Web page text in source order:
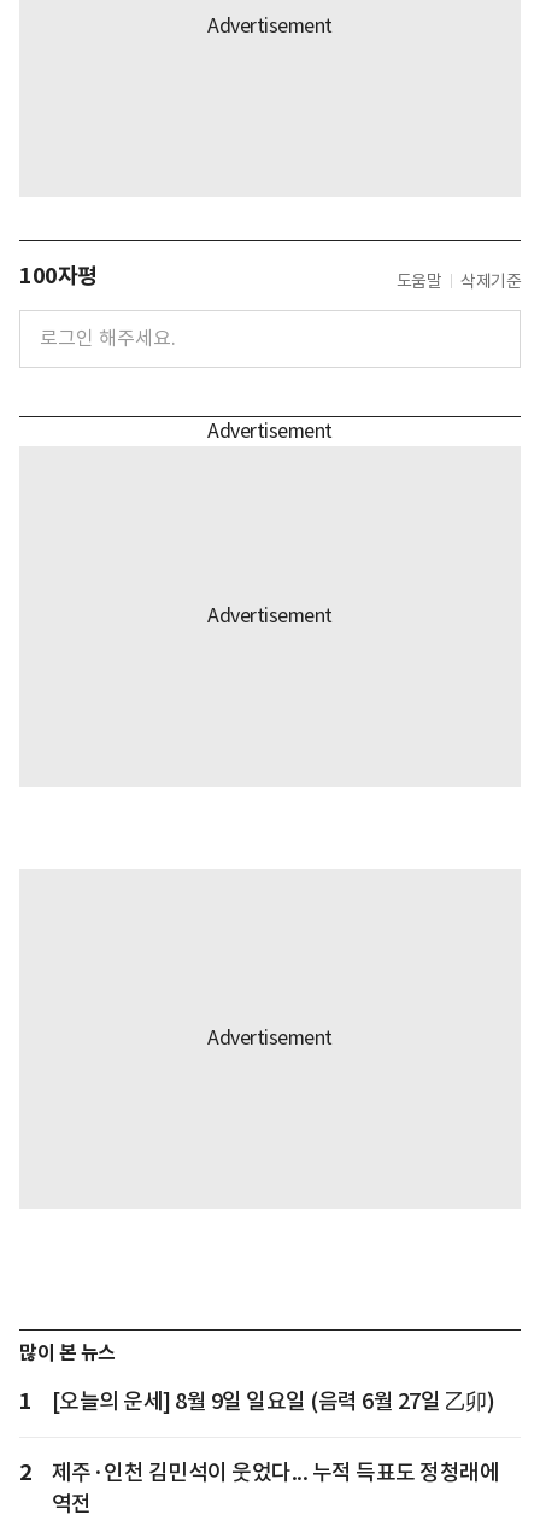
100자평 도움말 삭제기준
많이 본 뉴스
1 [오늘의 운세] 8월 9일 일요일 (음력 6월 27일 乙卯)
2
제주·인천 김민석이 웃었다... 누적 득표도 정청래에
역전